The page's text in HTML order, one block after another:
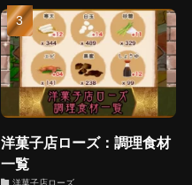
洋菓子店ローズ：調理食材
一覧
洋菓子店ローズ